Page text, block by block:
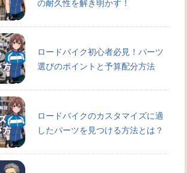
ロードバイク初心者必見！パーツ
選びのポイントと予算配分方法
ロードバイクのカスタマイズに適
したパーツを見つける方法とは？